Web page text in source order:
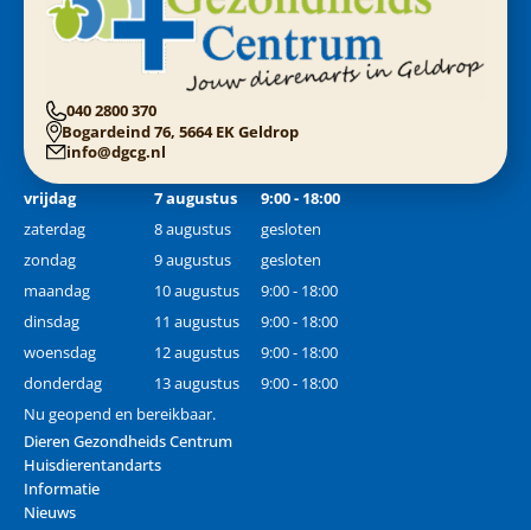
040 2800 370
Bogardeind 76, 5664 EK Geldrop
info@dgcg.nl
vrijdag 7 augustus
9:00 - 18:00
zaterdag
8 augustus
gesloten
zondag
9 augustus
gesloten
maandag
10 augustus
9:00 - 18:00
dinsdag
11 augustus
9:00 - 18:00
woensdag
12 augustus
9:00 - 18:00
donderdag
13 augustus
9:00 - 18:00
Nu geopend en bereikbaar.
Dieren Gezondheids Centrum
Huisdierentandarts
Informatie
Nieuws